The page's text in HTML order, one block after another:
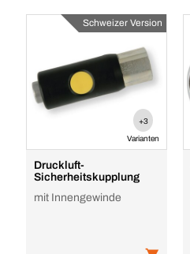
Schweizer Version
+3
Varianten
Druckluft-
Sicherheitskupplung
mit Innengewinde